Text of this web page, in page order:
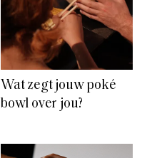
Wat zegt jouw poké
bowl over jou?